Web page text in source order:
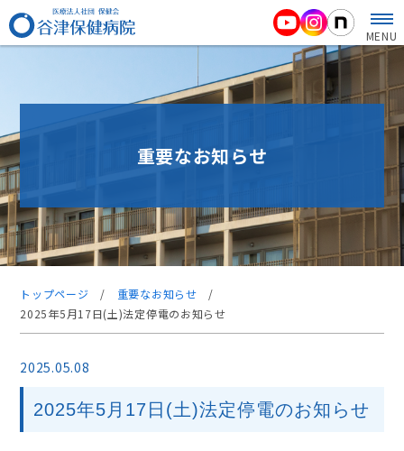
MENU
重要なお知らせ
トップページ / 重要なお知らせ /
2025年5月17日(土)法定停電のお知らせ
2025.05.08
2025年5月17日(土)法定停電のお知らせ